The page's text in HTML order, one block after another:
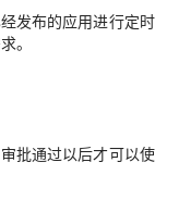
发布的应用进行定时
。
批通过以后才可以使